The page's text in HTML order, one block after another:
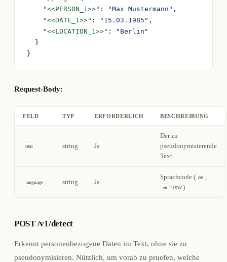
    "<<PERSON_1>>"
: "Max Mustermann" ,
    "<<DATE_1>>"
: "15.03.1985" ,
    "<<LOCATION_1>>"
:
"Berlin"
  }
}
Request-Body:
FELD TYP ERFORDERLICH BESCHREIBUNG
text string Ja
Der zu
pseudonymisierende
Text
language string Ja
Sprachcode ( de
en usw.)
POST /v1/detect
Erkennt personenbezogene Daten im Text, ohne sie zu
pseudonymisieren. Nützlich, um vorab zu pruefen, welche